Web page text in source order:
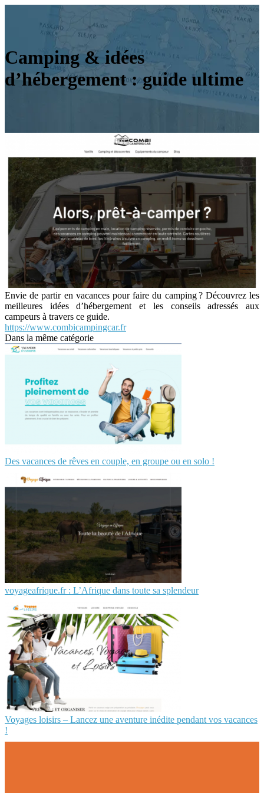
Camping & idées
d’hébergement : guide ultime
Envie de partir en vacances pour faire du camping ? Découvrez les
meilleures idées d’hébergement et les conseils adressés aux
campeurs à travers ce guide.
https://www.combicampingcar.fr
Dans la même catégorie
Des vacances de rêves en couple, en groupe ou en solo !
voyageafrique.fr : L’Afrique dans toute sa splendeur
Voyages loisirs – Lancez une aventure inédite pendant vos vacances
!